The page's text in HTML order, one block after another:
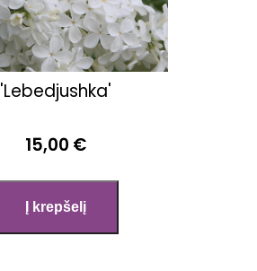
'Lebedjushka'
15,00 €